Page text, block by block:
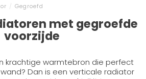
/ Gegroefd
met gegroefde
voorzijde
krachtige warmtebron die perfect
Dan is een verticale radiator